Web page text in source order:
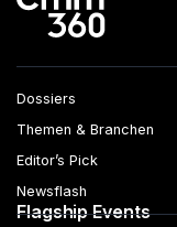
Dossiers
Themen & Branchen
Editor’s Pick
Newsflash
Flagship Events